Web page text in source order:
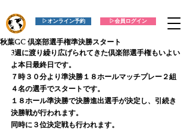
▷会員ログイン
▷オンライン予約
秋葉GC 倶楽部選手権準決勝スタート
3週に渡り繰り広げられてきた倶楽部選手権もいよい
よ本日最終日です。
７時３０分より準決勝１８ホールマッチプレー２組
４名の選手でスタートです。
１８ホール準決勝で決勝進出選手が決定し、引続き
決勝戦が行われます。
同時に３位決定戦も行われます。